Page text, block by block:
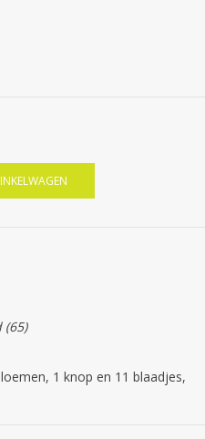
(65)
1 knop en 11 blaadjes,